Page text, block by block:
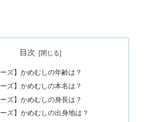
目次
ーズ】かめむしの年齢は？
ーズ】かめむしの本名は？
ーズ】かめむしの身長は？
ーズ】かめむしの出身地は？